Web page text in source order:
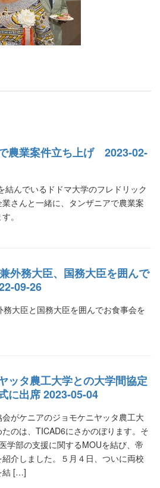
農業案件立ち上げ 2023-02-
結んでいるドドマ大学のフレドリック
さんと一緒に、タンザニアで農業案
。
外務大臣、国務大臣を囲んで
09-26
務大臣と国務大臣を囲んでお食事会を
ッタ農工大学との大学間協定
に出席 2023-05-04
がケニアのジョモケニヤッタ農工大
のは、TICAD6にさかのぼります。そ
学部の支援に関するMOUを結び、帝
介しました。５月４日、ついに両校
結 […]